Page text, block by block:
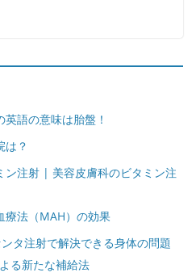
語の意味は胎盤！
は？
ン注射 | 美容皮膚科のビタミン注
療法（MAH）の効果
タ注射で解決できる身体の問題
る新たな補給法